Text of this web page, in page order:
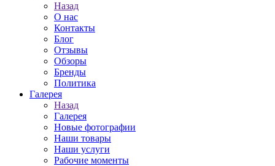
Назад
О нас
Контакты
Блог
Отзывы
Обзоры
Бренды
Политика
Галерея
Назад
Галерея
Новые фотографии
Наши товары
Наши услуги
Рабочие моменты